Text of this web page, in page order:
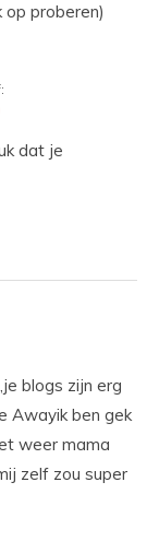
op proberen)
dat je
blogs zijn erg
Awayik ben gek
weer mama
zelf zou super